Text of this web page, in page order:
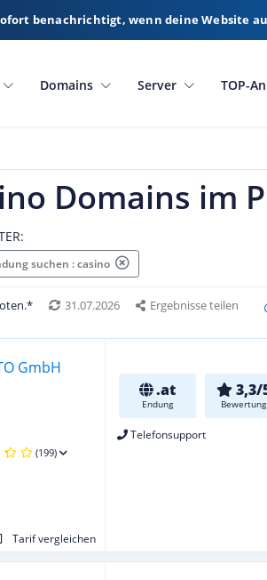
benachrichtigt, wenn deine Website
Domains Server TOP-
Domains im
suchen : casino
31.07.2026 Ergebnisse teilen
.at
Endung
3,3/
Bewertung
Telefonsupport
Tarif vergleichen
(199)